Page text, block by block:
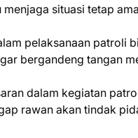
menjaga situasi tetap
pelaksanaan patroli
bergandeng tangan
dalam kegiatan
rawan akan tindak